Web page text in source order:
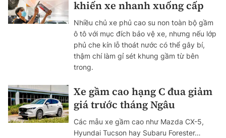
khiến xe nhanh xuống cấp
Nhiều chủ xe phủ cao su non toàn bộ gầm
ô tô với mục đích bảo vệ xe, nhưng nếu lớp
phủ che kín lỗ thoát nước có thể gây bí,
thậm chí làm gỉ sét khung gầm từ bên
trong.
Xe gầm cao hạng C đua giảm
giá trước tháng Ngâu
Các mẫu xe gầm cao như Mazda CX-5,
Hyundai Tucson hay Subaru Forester…